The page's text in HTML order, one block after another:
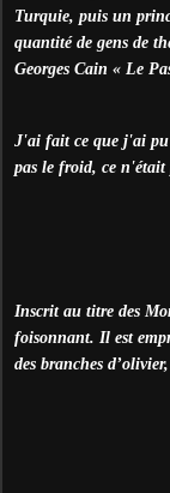
Turquie, puis un
quantité de gens de
Georges Cain « Le
J'ai fait ce que j'ai pu
pas le froid, ce
Inscrit au titre des
foisonnant. Il est
des branches